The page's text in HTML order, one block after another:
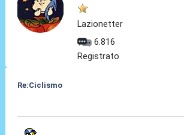
Lazionetter
6.816
Registrato
Re:Ciclismo